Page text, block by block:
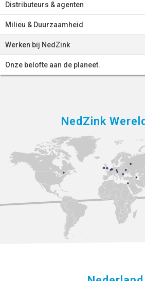
Distributeurs & agenten
Milieu & Duurzaamheid
Werken bij NedZink
Onze belofte aan de planeet.
NedZink